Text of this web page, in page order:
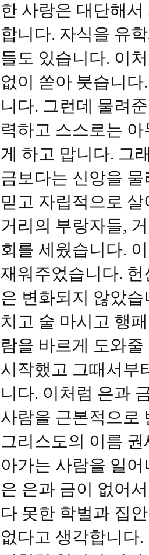
한 사랑은 대단해
합니다. 자식을 유
들도 있습니다. 이
없이 쏟아 붓습니
니다. 그런데 물려
력하고 스스로는
게 하고 맙니다. 그
금보다는 신앙을
믿고 자립적으로
거리의 부랑자들,
회를 세웠습니다.
재워주었습니다.
은 변화되지 않았
치고 술 마시고 행
람을 바르게 도와
시작했고 그때서부
니다. 이처럼 은과
사람을 근본적으로
그리스도의 이름
아가는 사람을 일
은 은과 금이 없어
다 못한 학벌과 집
없다고 생각합니다